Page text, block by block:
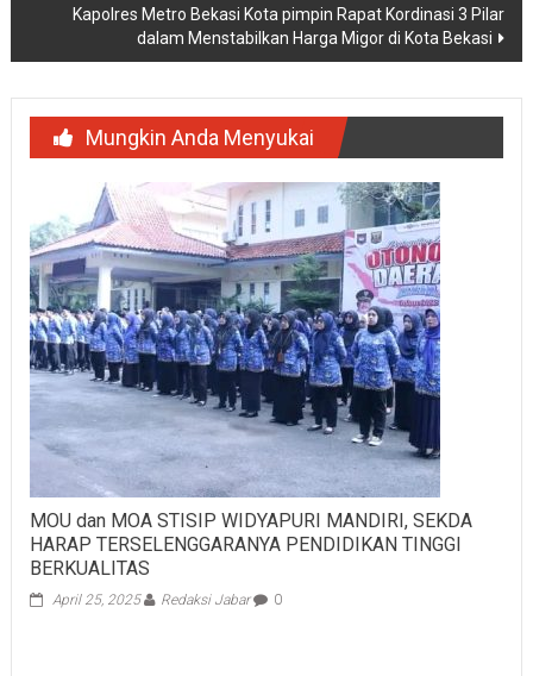
dalam Menstabilkan Harga Migor di Kota Bekasi
Mungkin Anda Menyukai
MOU dan MOA STISIP WIDYAPURI MANDIRI, SEKDA
HARAP TERSELENGGARANYA PENDIDIKAN TINGGI
BERKUALITAS
April 25, 2025